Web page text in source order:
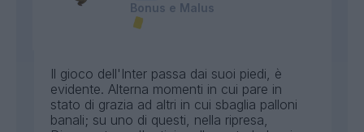
Bonus e Malus
Il gioco dell'Inter passa dai suoi piedi, è
evidente. Alterna momenti in cui pare in
stato di grazia ad altri in cui sbaglia palloni
banali; su uno di questi, nella ripresa,